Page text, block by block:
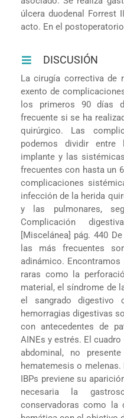
úlcera duodenal Forrest
acto. En el
DISCUSIÓN
La cirugía correctiva de
exento de
los primeros 90 días
frecuente si se ha
quirúrgico. Las
podemos dividir
implante y las
frecuentes con hasta un
complicaciones
infección de la herida
y las pulmonares,
Complicación
[Miscelánea] pág. 440
las más frecuentes
adinámico.
raras como la
material, el síndrome de
el sangrado digestivo
hemorragias digestivas
con antecedentes de
AINEs y estrés. El
abdominal, no
hematemesis o
IBPs previene su
necesaria la
conservadoras como